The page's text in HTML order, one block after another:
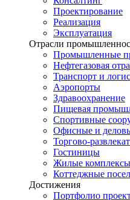
Проектирование
Реализация
Эксплуатация
Отрасли
Промышленные
Нефтегазовая
Транспорт и
Аэропорты
Здравоохранение
Пищевая
Спортивные
Офисные и
Торгово-
Гостиницы
Жилые комплексы
Коттеджные
Достижения
Портфолио